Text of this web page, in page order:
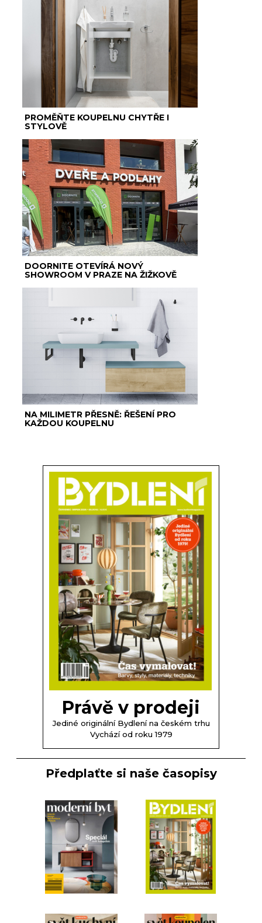
PROMĚŇTE KOUPELNU CHYTŘE I
STYLOVĚ
DOORNITE OTEVÍRÁ NOVÝ
SHOWROOM V PRAZE NA ŽIŽKOVĚ
NA MILIMETR PŘESNĚ: ŘEŠENÍ PRO
KAŽDOU KOUPELNU
Právě v prodeji
Jediné originální Bydlení na českém trhu
Vychází od roku 1979
Předplaťte si naše časopisy